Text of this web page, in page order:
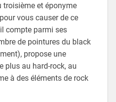
troisième et éponyme
vous causer de ce
compte parmi ses
de pointures du black
propose une
plus au hard-rock, au
à des éléments de rock